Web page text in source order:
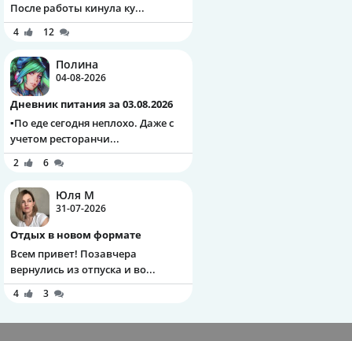
После работы кинула ку...
4 12
Полина
04-08-2026
Дневник питания за 03.08.2026
▪️По еде сегодня неплохо. Даже с
учетом ресторанчи...
2 6
Юля М
31-07-2026
Отдых в новом формате
Всем привет! Позавчера
вернулись из отпуска и во...
4 3